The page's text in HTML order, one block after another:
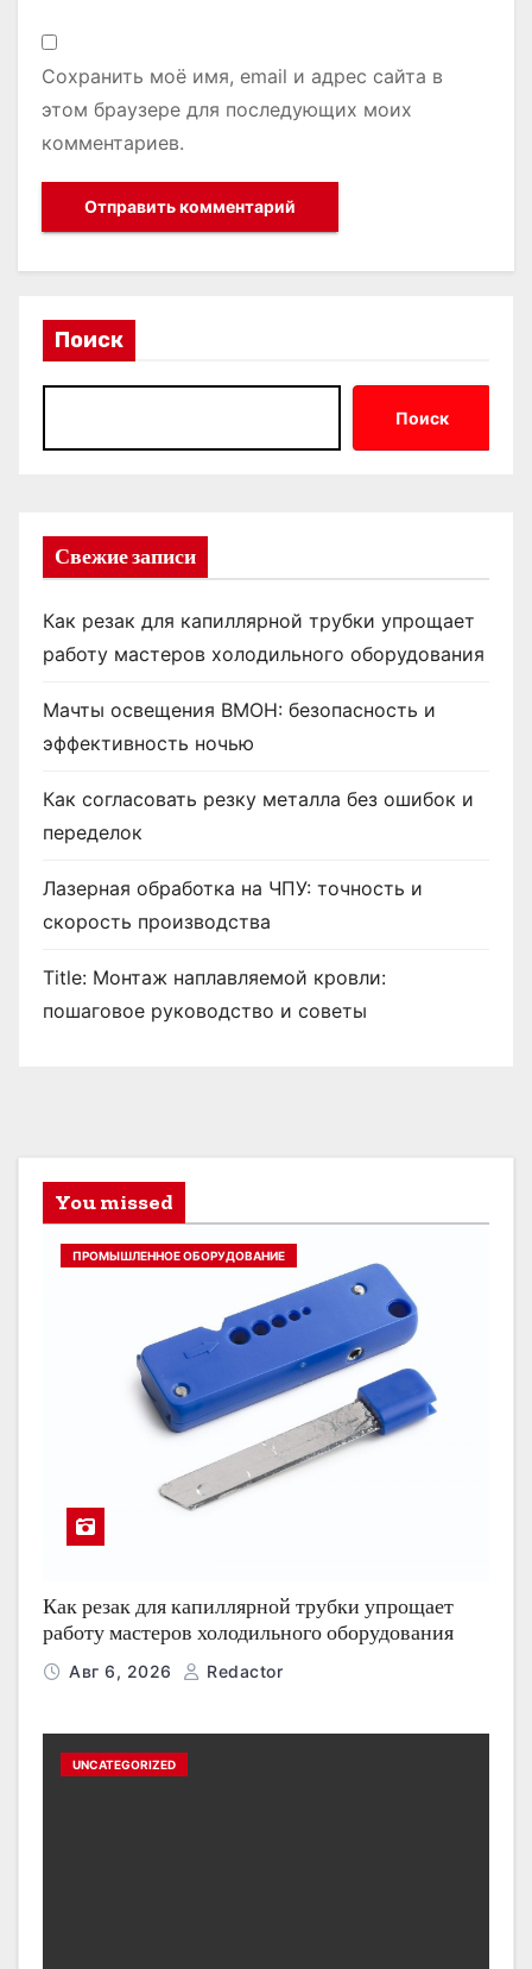
Сохранить моё имя, email и адрес сайта в
этом браузере для последующих моих
комментариев.
Поиск
Поиск
Свежие записи
Как резак для капиллярной трубки упрощает
работу мастеров холодильного оборудования
Мачты освещения ВМОН: безопасность и
эффективность ночью
Как согласовать резку металла без ошибок и
переделок
Лазерная обработка на ЧПУ: точность и
скорость производства
Title: Монтаж наплавляемой кровли:
пошаговое руководство и советы
You missed
ПРОМЫШЛЕННОЕ ОБОРУДОВАНИЕ
Как резак для капиллярной трубки упрощает
работу мастеров холодильного оборудования
Авг 6, 2026 Redactor
UNCATEGORIZED